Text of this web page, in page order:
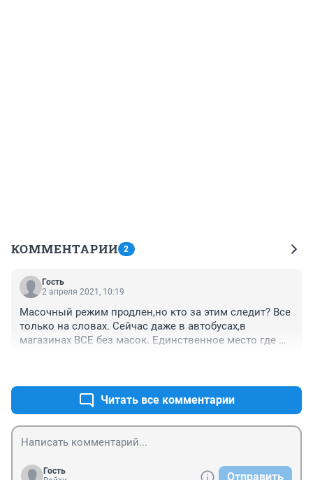
КОММЕНТАРИИ 2
Гость
2 апреля 2021, 10:19
Масочный режим продлен,но кто за этим следит? Все
только на словах. Сейчас даже в автобусах,в
магазинах ВСЕ без масок. Единственное место где
Читать все комментарии
Гость
Отправить